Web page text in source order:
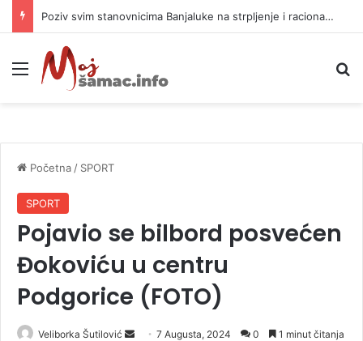
Poziv svim stanovnicima Banjaluke na strpljenje i racionalnu potrošnju vode
Meni
Početna / SPORT
SPORT
Pojavio se bilbord posvećen
Đokoviću u centru
Podgorice (FOTO)
Veliborka Šutilović 7 Augusta, 2024 0 1 minut čitanja